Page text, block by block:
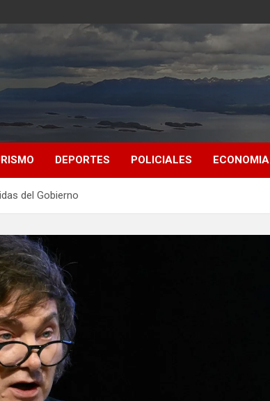
DEPORTES POLICIALES ECONOMIA
del Gobierno